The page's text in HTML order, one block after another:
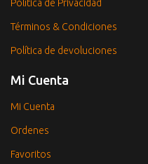
Política de Privacidad
Términos & Condiciones
Política de devoluciones
Mi Cuenta
Mi Cuenta
Ordenes
Favoritos